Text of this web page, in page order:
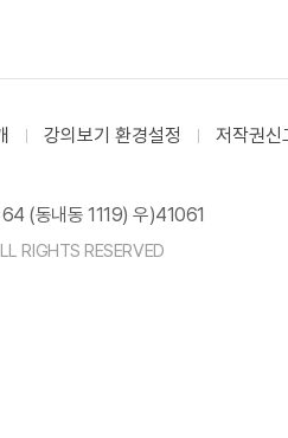
강의보기 환경설정 저작권신
(동내동 1119) 우)41061
RIGHTS RESERVED